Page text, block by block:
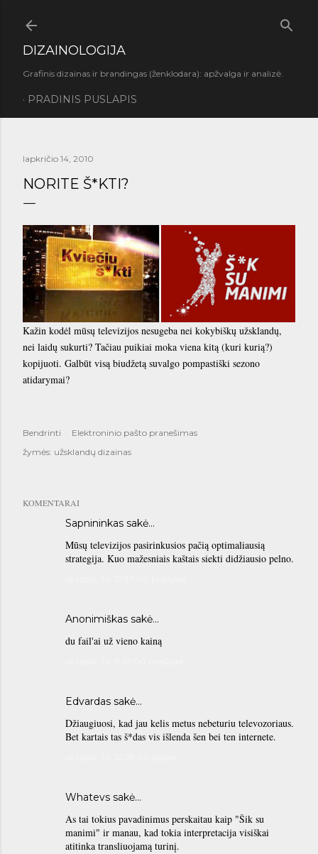
DIZAINOLOGIJA
Grafinis dizainas ir brandingas (ženklodara): apžvalga ir analizė.
PRADINIS PUSLAPIS
lapkričio 14, 2010
NORITE Š*KTI?
Kažin kodėl mūsų televizijos nesugeba nei kokybiškų užsklandų,
nei laidų sukurti? Tačiau puikiai moka viena kitą (kuri kurią?)
kopijuoti. Galbūt visą biudžetą suvalgo pompastiški sezono
atidarymai?
Bendrinti
Elektroninio pašto pranešimas
žymės: užsklandų dizainas
KOMENTARAI
Sapnininkas sakė…
Mūsų televizijos pasirinkusios pačią optimaliausią
strategija. Kuo mažesniais kaštais siekti didžiausio pelno.
Anonimiškas sakė…
du fail'ai už vieno kainą
Edvardas sakė…
Džiaugiuosi, kad jau kelis metus nebeturiu televozoriaus.
Bet kartais tas š*das vis išlenda šen bei ten internete.
Whatevs sakė…
As tai tokius pavadinimus perskaitau kaip "Šik su
manimi" ir manau, kad tokia interpretacija visiškai
atitinka transliuojamą turinį.